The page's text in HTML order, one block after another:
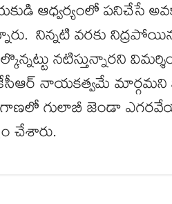
ఆధ్వర్యంలో పనిచేసే
నిన్నటి వరకు
నటిస్తున్నారని
నాయకత్వమే మార్గమని
గులాబీ జెండా
చేశారు.